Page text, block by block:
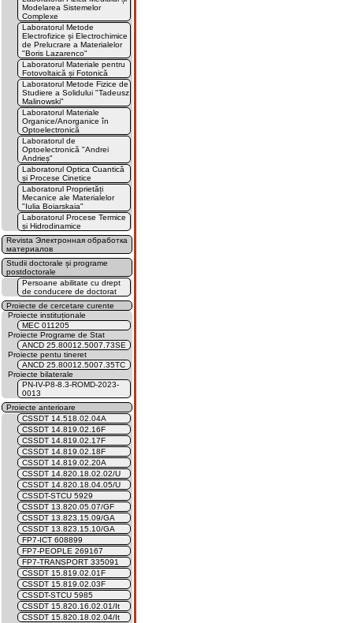
Modelarea Sistemelor
Complexe
Laboratorul Metode
Electrofizice și Electrochimice
de Prelucrare a Materialelor
"Boris Lazarenco"
Laboratorul Materiale pentru
Fotovoltaică și Fotonică
Laboratorul Metode Fizice de
Studiere a Solidului "Tadeusz
Malinowski"
Laboratorul Materiale
Organice/Anorganice în
Optoelectronică
Laboratorul de
Optoelectronică "Andrei
Andrieș"
Laboratorul Optica Cuantică
și Procese Cinetice
Laboratorul Proprietăți
Mecanice ale Materialelor
"Iulia Boiarskaia"
Laboratorul Procese Termice
și Hidrodinamice
Revista Электронная обработка
материалов
Studii doctorale și programe
postdoctorale
Persoane abilitate cu drept
de conducere de doctorat
Proiecte de cercetare curente
Proiecte instituționale
MEC 011205
Proiecte Programe de Stat
ANCD 25.80012.5007.73SE
Proiecte pentu tineret
ANCD 25.80012.5007.35TC
Proiecte bilaterale
PN-IV-P8-8.3-ROMD-2023-
0013
Proiecte anterioare
CSSDT 14.518.02.04A
CSSDT 14.819.02.16F
CSSDT 14.819.02.17F
CSSDT 14.819.02.18F
CSSDT 14.819.02.20A
CSSDT 14.820.18.02.02/U
CSSDT 14.820.18.04.05/U
CSSDT-STCU 5929
CSSDT 13.820.05.07/GF
CSSDT 13.823.15.09/GA
CSSDT 13.823.15.10/GA
FP7-ICT 608899
FP7-PEOPLE 269167
FP7-TRANSPORT 335091
CSSDT 15.819.02.01F
CSSDT 15.819.02.03F
CSSDT-STCU 5985
CSSDT 15.820.16.02.01/It
CSSDT 15.820.18.02.04/It